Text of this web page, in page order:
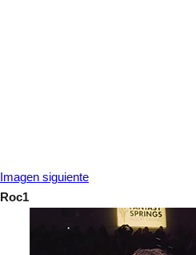
Imagen siguiente
Roc1